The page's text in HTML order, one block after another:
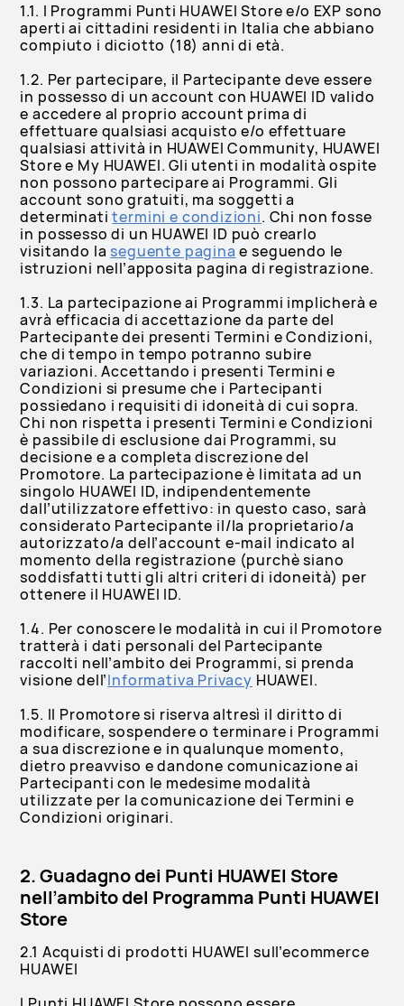
1.1. I Programmi Punti HUAWEI Store e/o EXP sono
aperti ai cittadini residenti in Italia che abbiano
compiuto i diciotto (18) anni di età.
1.2. Per partecipare, il Partecipante deve essere
in possesso di un account con HUAWEI ID valido
e accedere al proprio account prima di
effettuare qualsiasi acquisto e/o effettuare
qualsiasi attività in HUAWEI Community, HUAWEI
Store e My HUAWEI. Gli utenti in modalità ospite
non possono partecipare ai Programmi. Gli
account sono gratuiti, ma soggetti a
determinatitermini e condizioni. Chi non fosse
in possesso di un HUAWEI ID può crearlo
visitando laseguente pagina e seguendo le
istruzioni nell’apposita pagina di registrazione.
1.3. La partecipazione ai Programmi implicherà e
avrà efficacia di accettazione da parte del
Partecipante dei presenti Termini e Condizioni,
che di tempo in tempo potranno subire
variazioni. Accettando i presenti Termini e
Condizioni si presume che i Partecipanti
possiedano i requisiti di idoneità di cui sopra.
Chi non rispetta i presenti Termini e Condizioni
è passibile di esclusione dai Programmi, su
decisione e a completa discrezione del
Promotore. La partecipazione è limitata ad un
singolo HUAWEI ID, indipendentemente
dall’utilizzatore effettivo: in questo caso, sarà
considerato Partecipante il/la proprietario/a
autorizzato/a dell’account e-mail indicato al
momento della registrazione (purchè siano
soddisfatti tutti gli altri criteri di idoneità) per
ottenere il HUAWEI ID.
1.4. Per conoscere le modalità in cui il Promotore
tratterà i dati personali del Partecipante
raccolti nell’ambito dei Programmi, si prenda
visione dell’Informativa Privacy HUAWEI.
1.5. Il Promotore si riserva altresì il diritto di
modificare, sospendere o terminare i Programmi
a sua discrezione e in qualunque momento,
dietro preavviso e dandone comunicazione ai
Partecipanti con le medesime modalità
utilizzate per la comunicazione dei Termini e
Condizioni originari.
2. Guadagno dei Punti HUAWEI Store
nell’ambito del Programma Punti HUAWEI
Store
2.1 Acquisti di prodotti HUAWEI sull’ecommerce
HUAWEI